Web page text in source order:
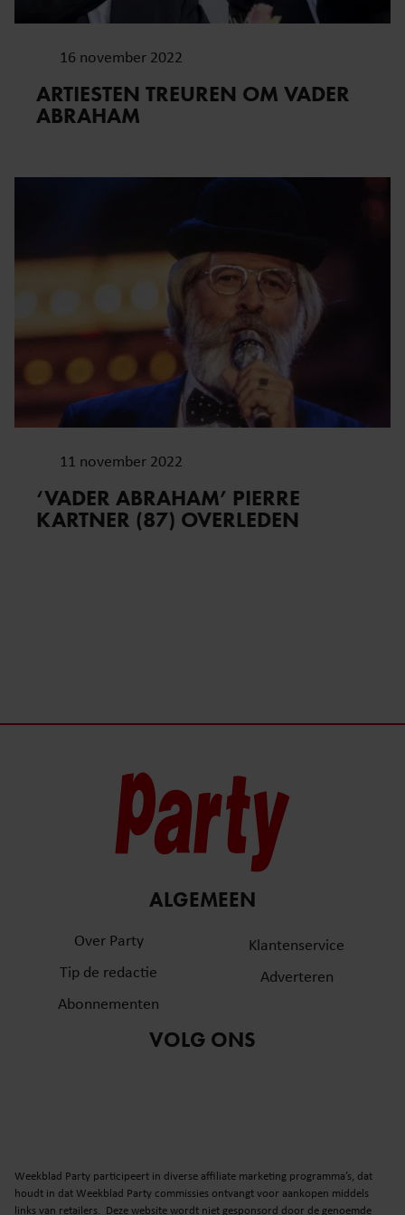
16 november 2022
ARTIESTEN TREUREN OM VADER
ABRAHAM
11 november 2022
‘VADER ABRAHAM’ PIERRE
KARTNER (87) OVERLEDEN
ALGEMEEN
Over Party
Tip de redactie
Abonnementen
Klantenservice
Adverteren
VOLG ONS
Weekblad Party participeert in diverse affiliate marketing programma’s, dat
houdt in dat Weekblad Party commissies ontvangt voor aankopen middels
links van retailers. Deze website wordt niet gesponsord door de genoemde